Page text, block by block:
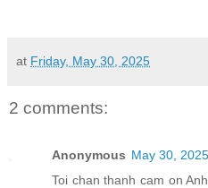
at Friday, May 30, 2025
2 comments:
Anonymous May 30,
Toi chan thanh cam on